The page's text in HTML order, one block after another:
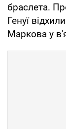
браслета.
Генуї
Маркова у